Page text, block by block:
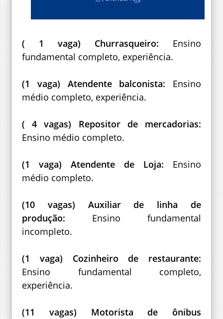
( 1 vaga) Churrasqueiro: Ensino
fundamental completo, experiência.
(1 vaga) Atendente balconista: Ensino
médio completo, experiência.
( 4 vagas) Repositor de mercadorias:
Ensino médio completo.
(1 vaga) Atendente de Loja: Ensino
médio completo.
(10 vagas) Auxiliar de linha de
produção: Ensino fundamental
incompleto.
(1 vaga) Cozinheiro de restaurante:
Ensino fundamental completo,
experiência.
(11 vagas) Motorista de ônibus